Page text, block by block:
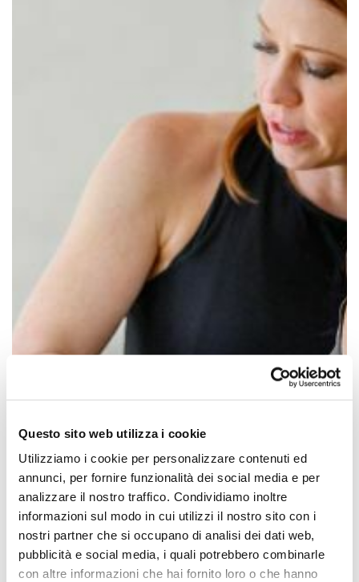
Questo sito web utilizza i cookie
Utilizziamo i cookie per personalizzare contenuti ed
annunci, per fornire funzionalità dei social media e per
analizzare il nostro traffico. Condividiamo inoltre
informazioni sul modo in cui utilizzi il nostro sito con i
nostri partner che si occupano di analisi dei dati web,
pubblicità e social media, i quali potrebbero combinarle
con altre informazioni che hai fornito loro o che hanno